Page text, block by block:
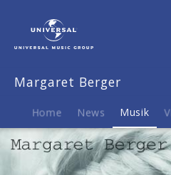
Musik
My
Love
Margaret Berger
Home News Musik